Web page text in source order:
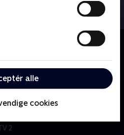
alle
cookies
2